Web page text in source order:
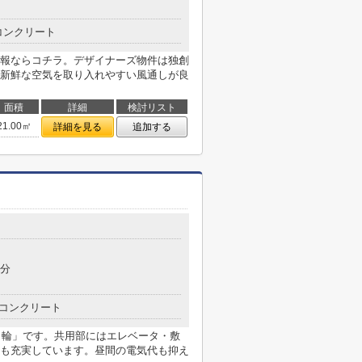
クリート
ならコチラ。デザイナーズ物件は独創
鮮な空気を取り入れやすい風通しが良
面積 詳細
検討リスト
㎡
詳細を見る 追加する
ンクリート
」です。共用部にはエレベータ・敷
充実しています。昼間の電気代も抑え